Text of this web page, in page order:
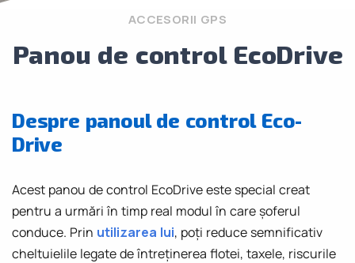
ACCESORII GPS
Panou de control EcoDrive
Despre panoul de control Eco-
Drive
Acest panou de control EcoDrive este special creat
pentru a urmări în timp real modul în care șoferul
conduce. Prin utilizarea lui, poți reduce semnificativ
cheltuielile legate de întreținerea flotei, taxele, riscurile